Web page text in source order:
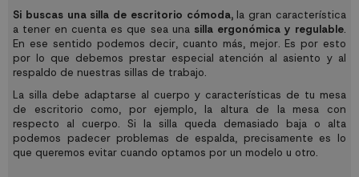
Si buscas una silla de escritorio cómoda,la gran característica
a tener en cuenta es que sea una silla ergonómica y regulable.
En ese sentido podemos decir, cuanto más, mejor. Es por esto
por lo que debemos prestar especial atención al asiento y al
respaldo de nuestras sillas de trabajo.
La silla debe adaptarse al cuerpo y características de tu mesa
de escritorio como, por ejemplo, la altura de la mesa con
respecto al cuerpo. Si la silla queda demasiado baja o alta
podemos padecer problemas de espalda, precisamente es lo
que queremos evitar cuando optamos por un modelo u otro.